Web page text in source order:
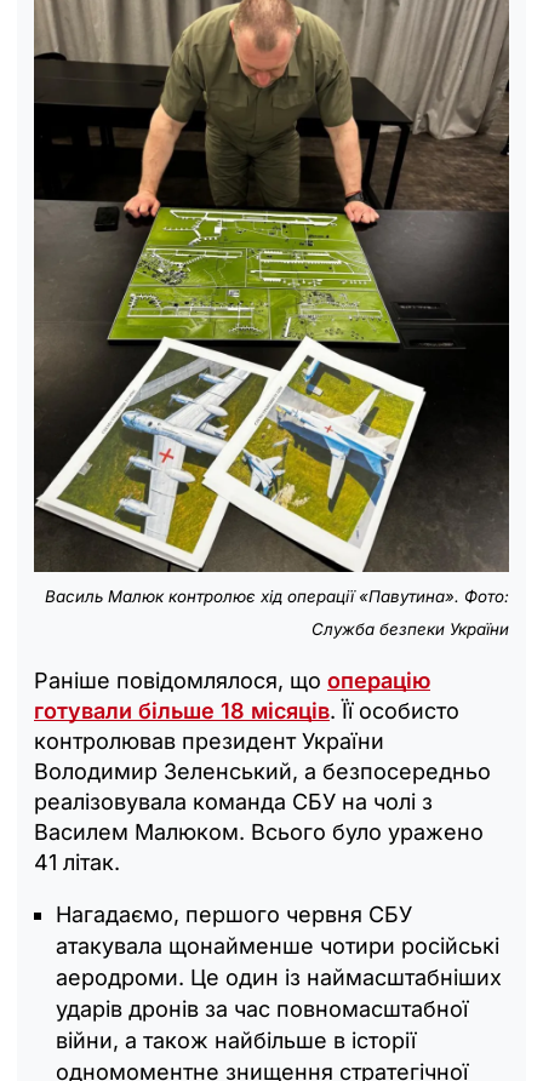
Василь Малюк контролює хід операції «Павутина». Фото:
Служба безпеки України
Раніше повідомлялося, що операцію
готували більше 18 місяців. Її особисто
контролював президент України
Володимир Зеленський, а безпосередньо
реалізовувала команда СБУ на чолі з
Василем Малюком. Всього було уражено
41 літак.
Нагадаємо, першого червня СБУ
атакувала щонайменше чотири російські
аеродроми. Це один із наймасштабніших
ударів дронів за час повномасштабної
війни, а також найбільше в історії
одномоментне знищення стратегічної